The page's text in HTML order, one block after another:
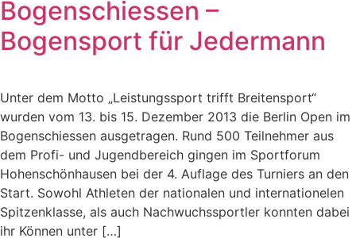
Bogenschiessen –
Bogensport für Jedermann
Unter dem Motto „Leistungssport trifft Breitensport“
wurden vom 13. bis 15. Dezember 2013 die Berlin Open im
Bogenschiessen ausgetragen. Rund 500 Teilnehmer aus
dem Profi- und Jugendbereich gingen im Sportforum
Hohenschönhausen bei der 4. Auflage des Turniers an den
Start. Sowohl Athleten der nationalen und internationelen
Spitzenklasse, als auch Nachwuchssportler konnten dabei
ihr Können unter […]